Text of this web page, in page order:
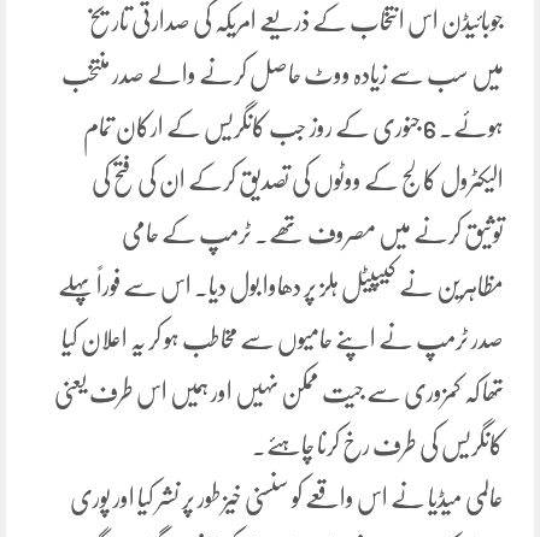
جوبائیڈن اس انتخاب کے ذریعے امریکہ کی صدارتی تاریخ
میں سب سے زیادہ ووٹ حاصل کرنے والے صدر منتخب
ہوئے۔ 6 جنوری کے روز جب کانگریس کے ارکان تمام
الیکٹرول کالج کے ووٹوں کی تصدیق کرکے ان کی فتح کی
توثیق کرنے میں مصروف تھے۔ ٹرمپ کے حامی
مظاہرین نے کیپیٹل ہلز پر دھاوا بول دیا۔ اس سے فوراً پہلے
صدر ٹرمپ نے اپنے حامیوں سے مخاطب ہو کر یہ اعلان کیا
تھا کہ کمزوری سے جیت ممکن نہیں اور ہمیں اس طرف یعنی
کانگریس کی طرف رخ کرنا چاہئے۔
عالمی میڈیا نے اس واقعے کو سنسنی خیز طور پر نشر کیا اور پوری